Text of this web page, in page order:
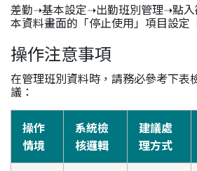
差勤➝基本設定➝出勤班別管理➝點
本資料畫面的「停止使用」項目設定
操作注意事項
在管理班別資料時，請務必參考下表
議：
操作
情境
系統檢
核邏輯
建議處
理方式